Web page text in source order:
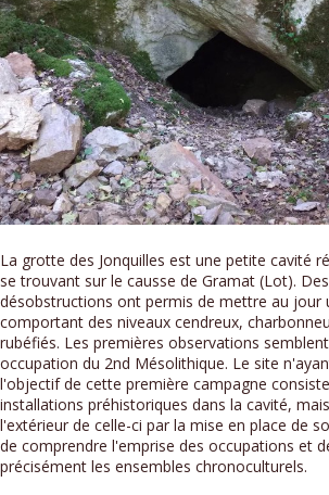
La grotte des Jonquilles est une petite cavité
se trouvant sur le causse de Gramat (Lot).
désobstructions ont permis de mettre au jour
comportant des niveaux cendreux,
rubéfiés. Les premières observations
occupation du 2nd Mésolithique. Le site
l'objectif de cette première campagne
installations préhistoriques dans la cavité,
l'extérieur de celle-ci par la mise en place de
de comprendre l'emprise des occupations et
précisément les ensembles chronoculturels.